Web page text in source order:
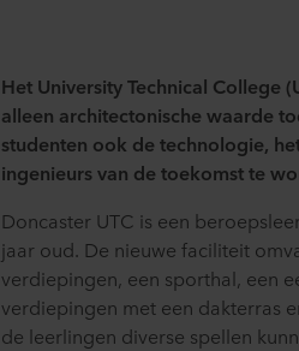
Het University Technical College
alleen architectonische waarde
studenten ook de technologie,
ingenieurs van de toekomst te
Doncaster UTC is een
jaar oud. De nieuwe faciliteit
verdiepingen, een sporthal, een
verdiepingen met een dakterras
de leerlingen diverse spellen